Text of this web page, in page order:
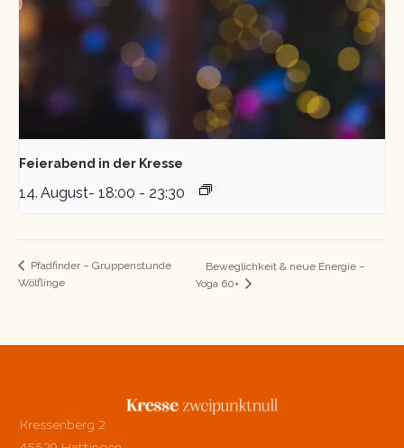
Feierabend in der Kresse
14. August- 18:00 - 23:30
Pfadfinder – Gruppenstunde
Wölflinge
Beweglichkeit & neue Energie –
Yoga 60+
Kressenberg 2